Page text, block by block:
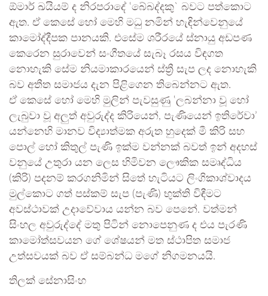
ඕමාර් ඛයියම් ද නිරපරාදේ ‛බේබද්දකු` බවට පත්කොට
ඇත. ඒ කෙසේ හෝ මෙහි මධු නමින් හැඳින්වෙනුයේ
කාමෝද්දීපක පානයකි. එසේම ශරීරයේ ස්නායු අඩපණ
කෙරෙන සුරාවෙන් සංගීතයේ සැබෑ රසය විඳගත
නොහැකි සේම නියමාකාරයෙන් ස්ත්‍රී සැප ලද නොහැකි
බව අතීත සමාජය දැන පිළිගෙන තිබෙන්නට ඇත.
ඒ කෙසේ හෝ මෙහි මුලින් පැවසුණු ‛ලබන්නා වූ හෝ
ලැබුවා වූ අලුත් අවුරුද්ද කිරියෙන්, පැණියෙන් ඉතිරේවා’
යන්නෙහි මානව විද්‍යාත්මක අරුත හුදෙක් මී කිරි සහ
පොල් හෝ කිතුල් පැණි ඉක්ම වන්නක් බවත් ඉන් අදහස්
වනුයේ උතුරා යන ලෙස හිමිවන ලෞකික සමෘද්ධිය
(කිරි) පදනම් කරගනිමින් සිතේ හැටියට ලිංගිකාශ්වාදය
මුල්කොට ගත් පස්කම් සැප (පැණි) භුක්ති විඳීමට
අවස්ථාවක් උදාවේවාය යන්න බව පෙනේ. වත්මන්
සිංහල අවුරුද්දේ මතු පිටින් නොපෙනුණ ද එය පැරණි
කාමෝත්සවයන ගේ ශේෂයන් මත ස්ථාපිත සමාජ
උත්සවයක් බව ඒ සම්බන්ධ මගේ නිගමනයයි.
තිලක් සේනාසිංහ